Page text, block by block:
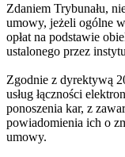
Zdaniem Trybunału,
umowy, jeżeli ogólne
opłat na podstawie
ustalonego przez
Zgodnie z dyrektywą
usług łączności
ponoszenia kar, z
powiadomienia ich o
umowy.